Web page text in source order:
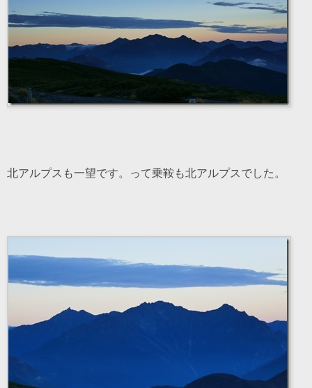
北アルプスも一望です。って乗鞍も北アルプスでした。